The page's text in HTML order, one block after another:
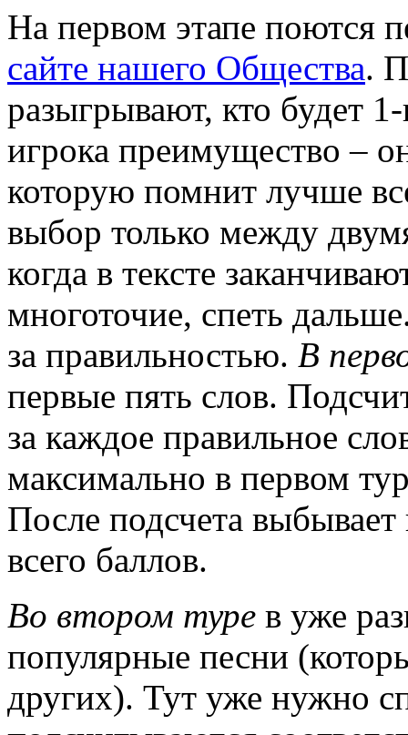
На первом этапе поются
сайте нашего Общества.
разыгрывают, кто будет
игрока преимущество –
которую помнит лучше
выбор только между
когда в тексте
многоточие, спеть
за правильностью. В
первые пять слов.
за каждое правильное
максимально в первом
После подсчета
всего баллов.
Во втором туре в уже
популярные песни
других). Тут уже нужно